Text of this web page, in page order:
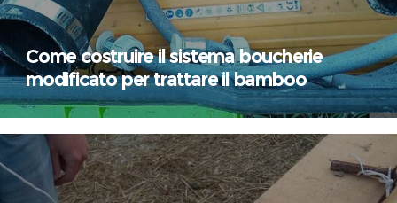
Come costruire il sistema boucherie
modificato per trattare il bamboo